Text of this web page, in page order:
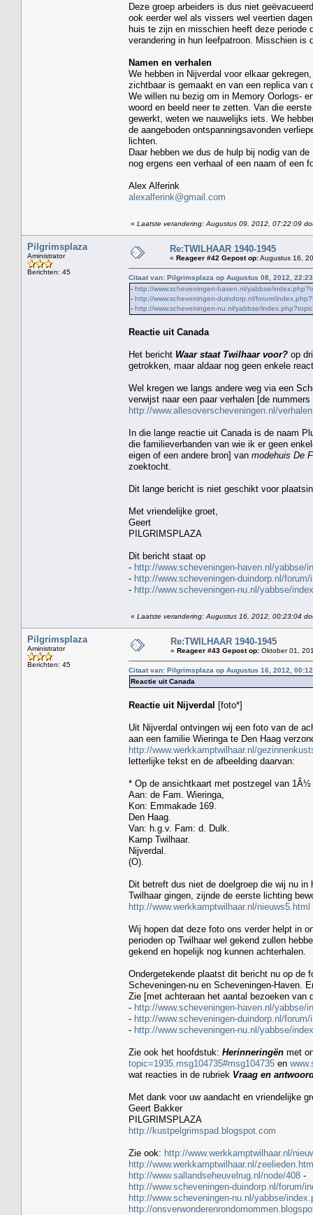
Deze groep arbeiders is dus niet
ook eerder wel als vissers wel veertien
huis te zijn en misschien heeft deze periode
verandering in hun leefpatroon. Misschien is
Namen en verhalen
We hebben in Nijverdal voor elkaar
zichtbaar is gemaakt en van een replica van
We willen nu bezig om in Memory Oorlogs-
woord en beeld neer te zetten. Van die
gewerkt, weten we nauwelijks iets. We
de aangeboden ontspanningsavonden
lichten.
Daar hebben we dus de hulp bij nodig van
nog ergens een verhaal of een naam of een
Alex Alferink
alexalferink@gmail.com
« Laatste verandering: Augustus 09, 2012, 07:22:09
Pilgrimsplaza
Aministrator
Berichten: 45
Re:TWILHAAR 1940-1945
« Reageer #42 Gepost op:Augustus 16,
Citaat van: Pilgrimsplaza op Augustus 08, 2012,
- http://www.scheveningen-haven.nl/yabbse/
- http://www.scheveningen-duindorp.nl/forum/
- http://www.scheveningen-nu.nl/yabbse/
Reactie uit Canada
Het bericht Waar staat Twilhaar voor? op
getrokken, maar aldaar nog geen enkele
Wel kregen we langs andere weg via een
verwijst naar een paar verhalen [de
http://www.allesoverscheveningen.nl/verhalen
In die lange reactie uit Canada is de naam
die familieverbanden van wie ik er geen
eigen of een andere bron] van modehuis De
zoektocht.
Dit lange bericht is niet geschikt voor
Met vriendelijke groet,
Geert
PILGRIMSPLAZA
Dit bericht staat op
- http://www.scheveningen-haven.nl/yabbse/
- http://www.scheveningen-duindorp.nl/
- http://www.scheveningen-nu.nl/yabbse/
« Laatste verandering: Augustus 16, 2012, 00:23:04
Pilgrimsplaza
Aministrator
Berichten: 45
Re:TWILHAAR 1940-1945
« Reageer #43 Gepost op: Oktober 01,
Citaat van: Pilgrimsplaza op Augustus 16, 2012,
Reactie uit Canada
Reactie uit Nijverdal [foto*]
Uit Nijverdal ontvingen wij een foto van de
aan een familie Wieringa te Den Haag
http://www.werkkamptwilhaar.nl/
letterlijke tekst en de afbeelding daarvan:
* Op de ansichtkaart met postzegel van
Aan: de Fam. Wieringa,
Kon: Emmakade 169.
Den Haag.
Van: h.g.v. Fam: d. Dulk.
Kamp Twilhaar.
Nijverdal.
(O).
Dit betreft dus niet de doelgroep die wij nu
Twilhaar gingen, zijnde de eerste lichting
http://www.werkkamptwilhaar.nl/nieuws5.html
Wij hopen dat deze foto ons verder helpt in
perioden op Twilhaar wel gekend zullen
gekend en hopelijk nog kunnen achterhalen.
Ondergetekende plaatst dit bericht nu op de
Scheveningen-nu en Scheveningen-Haven.
Zie [met achteraan het aantal bezoeken van
- http://www.scheveningen-haven.nl/yabbse/
- http://www.scheveningen-duindorp.nl/
- http://www.scheveningen-nu.nl/yabbse/
Zie ook het hoofdstuk: Herinneringën met
topic=1935.msg104735#msg104735 en
wat reacties in de rubriek Vraag en
Met dank voor uw aandacht en vriendelijke
Geert Bakker
PILGRIMSPLAZA
http://kustpelgrimspad.blogspot.com
Zie ook: http://www.werkkamptwilhaar.nl/
http://www.werkkamptwilhaar.nl/
http://www.sallandseheuvelrug.nl/node/408 -
http://www.scheveningen-duindorp.nl/forum/
http://www.scheveningen-nu.nl/yabbse/
http://